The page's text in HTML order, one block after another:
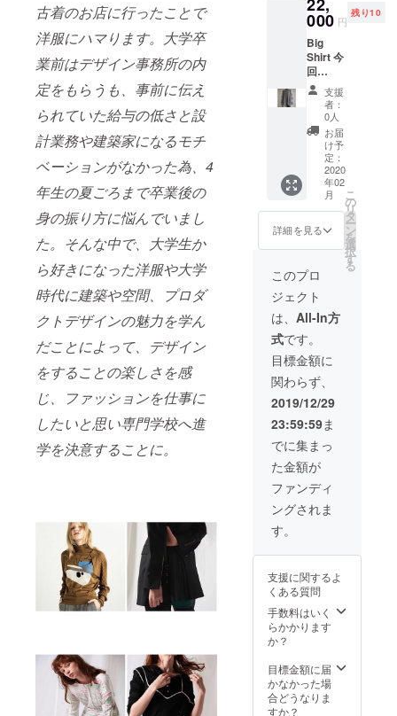
古着のお店に行ったことで
洋服にハマります。大学卒
業前はデザイン事務所の内
定をもらうも、事前に伝え
られていた給与の低さと設
計業務や建築家になるモチ
ベーションがなかった為、4
年生の夏ごろまで卒業後の
身の振り方に悩んでいまし
た。そんな中で、
大学生か
ら好きになった洋服や大学
時代に建築や空間、プロダ
クトデザインの魅力を学ん
だことによって、デザイン
をすることの楽しさを感
じ、ファッションを仕事に
したいと思い専門学校へ進
学を決意することに。
により
お届け
多少前
後する
場合が
ござい
ます。
予めご
了承く
ださ
い。
※サイズ
はS〜
XLより
お選び
いただ
き、備
考欄に
ナン
バーと
サイズ
のご記
入をお
願い致
しま
す。 記
入例）
状況に
届け予
定が多
少前後
する場
合がご
ざいま
す。予
めご了
さい。
ご記入
をお願
い致し
ます。
記入
例）ホ
ワイト
S，ピン
クL ※生
産状況
により
お届け
予定が
多少前
後する
場合が
予めご
了承く
ださ
い。
000 円
残り10
Big
Shirt 今
回
SIMAN
UDの新
作とし
て製作
した
ボック
スシル
エット
のビッ
グサイ
ズの
シャツ
です ク
ラウド
ファン
ディン
グ限定
価格に
なりま
す（通
常
27000
円/税
込） ・
カラー:
ホワイ
ト/ピン
ク ・サ
イ
ズ:free
・素材:
をお選
だき、
備考欄
にご記
入お願
い致し
※生産状
況に
よって
お届け
支援
者：
0人
お届
け予
定：
2020
年02
月
詳細を見る
こ
の
リ
タ
ー
ン
を
選
択
す
る
このプロ
ジェクト
は、 All-In方
式です。
目標金額に
関わらず、
2019/12/29
23:59:59ま
でに集まっ
た金額が
ファンディ
ングされま
す。
支援に関するよ
くある質問
手数料はいく
らかかります
か？
目標金額に届
かなかった場
合どうなりま
すか？